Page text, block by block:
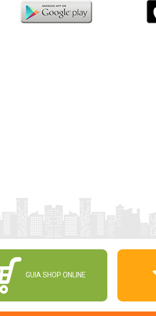
GUIA SHOP ONLINE